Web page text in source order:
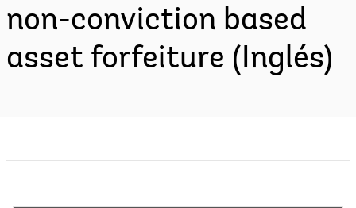
non-conviction based
asset forfeiture (Inglés)